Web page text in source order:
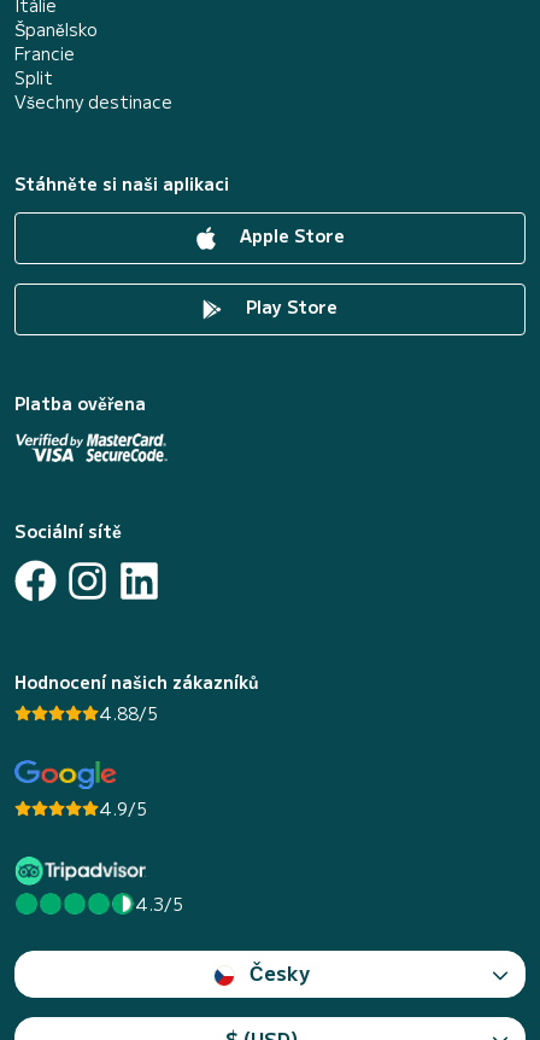
Španělsko
Francie
Split
Všechny destinace
Stáhněte si naši aplikaci
Apple Store
Play Store
Platba ověřena
Sociální sítě
Hodnocení našich zákazníků
4.88/5
4.9/5
4.3/5
Česky